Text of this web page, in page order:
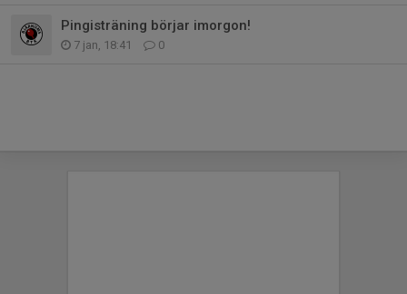
Pingisträning börjar imorgon!
7 jan, 18:41 0